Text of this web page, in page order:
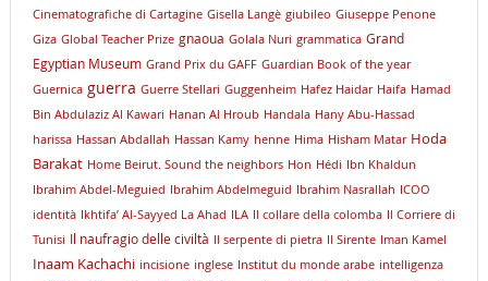
Cinematografiche di Cartagine Gisella Langè giubileo Giuseppe Penone
Giza Global Teacher Prize gnaoua Golala Nuri grammatica Grand
Egyptian Museum Grand Prix du GAFF Guardian Book of the year
Guernica guerra Guerre Stellari Guggenheim Hafez Haidar Haifa Hamad
Bin Abdulaziz Al Kawari Hanan Al Hroub Handala Hany Abu-Hassad
harissa Hassan Abdallah Hassan Kamy henne Hima Hisham Matar Hoda
Barakat Home Beirut. Sound the neighbors Hon Hédi Ibn Khaldun
Ibrahim Abdel-Meguied Ibrahim Abdelmeguid Ibrahim Nasrallah ICOO
identità Ikhtifa’ Al-Sayyed La Ahad ILA Il collare della colomba Il Corriere di
Tunisi Il naufragio delle civiltà Il serpente di pietra Il Sirente Iman Kamel
Inaam Kachachi incisione inglese Institut du monde arabe intelligenza